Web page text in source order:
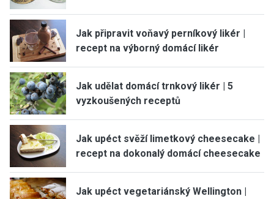
Jak připravit voňavý perníkový likér |
recept na výborný domácí likér
Jak udělat domácí trnkový likér | 5
vyzkoušených receptů
Jak upéct svěží limetkový cheesecake |
recept na dokonalý domácí cheesecake
Jak upéct vegetariánský Wellington |